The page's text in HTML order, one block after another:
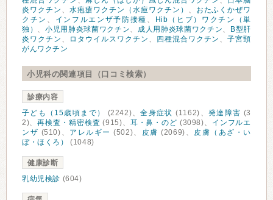
炎ワクチン 、 水疱瘡ワクチン（水痘ワクチン） 、
おたふくかぜワ
クチン 、 インフルエンザ予防接種 、
Hib（ヒブ）ワクチン（単
独） 、小児用肺炎球菌ワクチン、 成人用肺炎球菌ワクチン、
B型肝
炎ワクチン 、 ロタウイルスワクチン 、 四種混合ワクチン 、子宮頸
がんワクチン
小児科の関連項目（口コミ検索）
診療内容
子ども（15歳頃まで）
(2242)、全身症状 (1162)、 発達障害 (3
2)、再検査・精密検査 (915)、 耳・鼻・のど (3098)、 インフルエ
ンザ (510)、 アレルギー (502)、 皮膚 (2069)、 皮膚（あざ・い
ぼ・ほくろ）
(1048)
健康診断
乳幼児検診 (604)